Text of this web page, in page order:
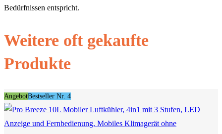
Bedürfnissen entspricht.
Weitere oft gekaufte
Produkte
AngebotBestseller Nr. 4